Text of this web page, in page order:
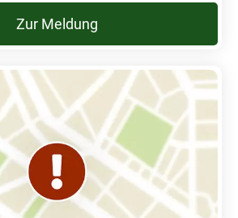
Zur Meldung